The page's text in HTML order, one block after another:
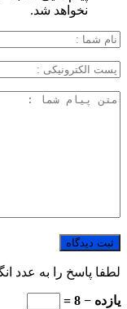
نخواهد شد.
لطفا پاسخ را به عدد
یازده − 8 =